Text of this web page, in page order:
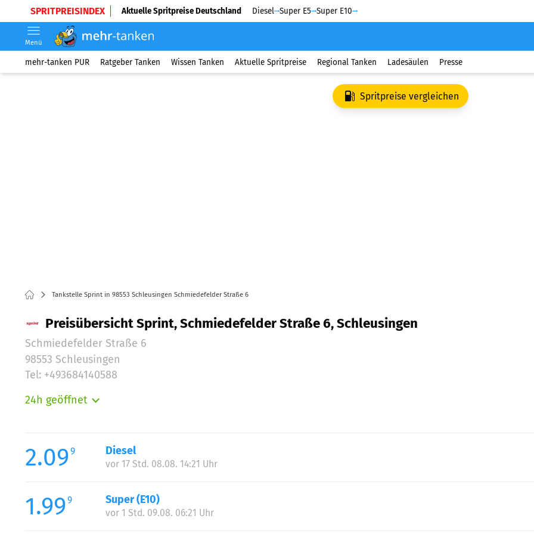
SPRITPREISINDEX Aktuelle Spritpreise Deutschland Diesel Super E5 Super E10
Menü
mehr-tanken PUR Ratgeber Tanken Wissen Tanken Aktuelle Spritpreise Regional Tanken Ladesäulen Presse
Spritpreise vergleichen
Tankstelle Sprint in 98553 Schleusingen Schmiedefelder Straße 6
Preisübersicht Sprint, Schmiedefelder Straße 6, Schleusingen
Schmiedefelder Straße 6
98553 Schleusingen
Tel: +493684140588
24h geöffnet
Mittwoch:
Donnerstag:
Samstag:
Sonntag:
2.099 Diesel
vor 17 Std. 08.08. 14:21 Uhr
1.999 Super (E10)
vor 1 Std. 09.08. 06:21 Uhr